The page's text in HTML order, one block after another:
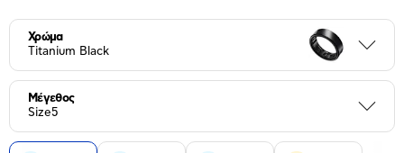
Χρώμα
Titanium Black
Μέγεθος
Size5